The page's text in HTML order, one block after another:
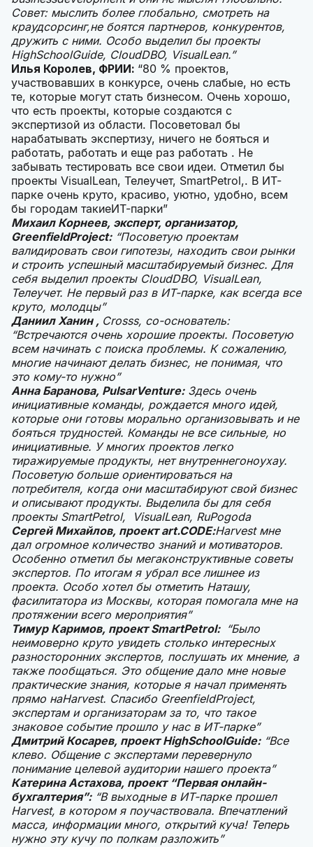
Совет: мыслить более глобально, смотреть на
краудсорсинг,не боятся партнеров, конкурентов,
дружить с ними. Особо выделил бы проекты
HighSchoolGuide, CloudDBO, VisualLean.”
Илья Королев, ФРИИ: “80 % проектов,
участвовавших в конкурсе, очень слабые, но есть
те, которые могут стать бизнесом. Очень хорошо,
что есть проекты, которые создаются с
экспертизой из области. Посоветовал бы
нарабатывать экспертизу, ничего не бояться и
работать, работать и еще раз работать . Не
забывать тестировать все свои идеи. Отметил бы
проекты VisualLean, Телеучет, SmartPetrol,. В ИТ-
парке очень круто, красиво, уютно, удобно, всем
бы городам такиеИТ-парки”
Михаил Корнеев, эксперт, организатор,
GreenfieldProject:“Посоветую проектам
валидировать свои гипотезы, находить свои рынки
и строить успешный масштабируемый бизнес. Для
себя выделил проекты CloudDBO, VisualLean,
Телеучет. Не первый раз в ИТ-парке, как всегда все
круто, молодцы”
Даниил Ханин , Crosss, со-основатель:
“Встречаются очень хорошие проекты. Посоветую
всем начинать с поиска проблемы. К сожалению,
многие начинают делать бизнес, не понимая, что
это кому-то нужно”
Анна Баранова, PulsarVenture:Здесь очень
инициативные команды, рождается много идей,
которые они готовы морально организовывать и не
бояться трудностей. Команды не все сильные, но
инициативные. У многих проектов легко
тиражируемые продукты, нет внутреннегоноухау.
Посоветую больше ориентироваться на
потребителя, когда они масштабируют свой бизнес
и описывают продукты. Выделила бы для себя
проекты SmartPetrol,
VisualLean, RuPogoda
Сергей Михайлов, проектart.CODE:Harvest мне
дал огромное количество знаний и мотиваторов.
Особенно отметил бы мегаконструктивные советы
экспертов. По итогам я убрал все лишнее из
проекта. Особо хотел бы отметить Наташу,
фасилитатора из Москвы, которая помогала мне на
протяжении всего мероприятия”
Тимур Каримов, проект SmartPetrol: “Было
неимоверно круто увидеть столько интересных
разносторонних экспертов, послушать их мнение, а
также пообщаться. Это общение дало мне новые
практические знания, которые я начал применять
прямо наHarvest. Спасибо GreenfieldProject,
экспертам и организаторам за то, что такое
знаковое событие прошло у нас в ИТ-парке”
Дмитрий Косарев, проект HighSchoolGuide:“Все
клево. Общение с экспертами перевернуло
понимание целевой аудитории нашего проекта”
Катерина Астахова, проект “Первая онлайн-
бухгалтерия”:“В выходные в ИТ-парке прошел
Harvest, в котором я поучаствовала. Впечатлений
масса, информации много, открытий куча! Теперь
нужно эту кучу по полкам разложить”